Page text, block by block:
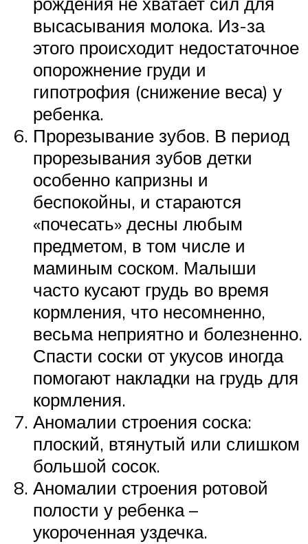
высасывания молока. Из-за
этого происходит недостаточное
опорожнение груди и
гипотрофия (снижение веса) у
ребенка.
Прорезывание зубов. В период
прорезывания зубов детки
особенно капризны и
беспокойны, и стараются
«почесать» десны любым
предметом, в том числе и
маминым соском. Малыши
часто кусают грудь во время
кормления, что несомненно,
весьма неприятно и болезненно.
Спасти соски от укусов иногда
помогают накладки на грудь для
кормления.
Аномалии строения соска:
плоский, втянутый или слишком
большой сосок.
Аномалии строения ротовой
полости у ребенка –
укороченная уздечка.